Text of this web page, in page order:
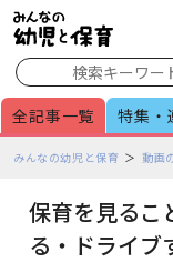
全記事一覧 特集・
ペみんなの幼児と保育 動画
保育を見るこ
る・ドライブ